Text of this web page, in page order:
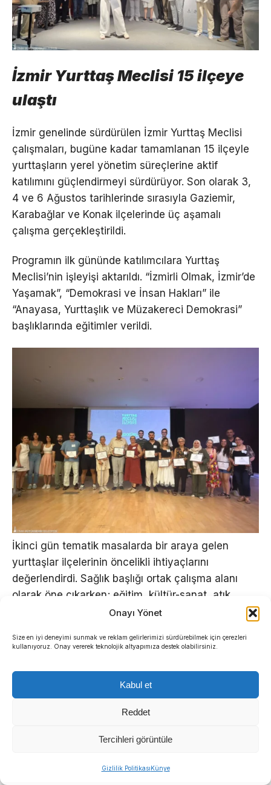
Onayı Yönet
Size en iyi deneyimi sunmak ve reklam gelirlerimizi sürdürebilmek için çerezleri
kullanıyoruz. Onay vererek teknolojik altyapımıza destek olabilirsiniz.
Kabul et
Reddet
Tercihleri görüntüle
Gizlilik PolitikasıKünye
İzmir Yurttaş Meclisi 15 ilçeye
ulaştı
İzmir genelinde sürdürülen İzmir Yurttaş Meclisi
çalışmaları, bugüne kadar tamamlanan 15 ilçeyle
yurttaşların yerel yönetim süreçlerine aktif
katılımını güçlendirmeyi sürdürüyor. Son olarak 3,
4 ve 6 Ağustos tarihlerinde sırasıyla Gaziemir,
Karabağlar ve Konak ilçelerinde üç aşamalı
çalışma gerçekleştirildi.
Programın ilk gününde katılımcılara Yurttaş
Meclisi’nin işleyişi aktarıldı. “İzmirli Olmak, İzmir’de
Yaşamak”, “Demokrasi ve İnsan Hakları” ile
“Anayasa, Yurttaşlık ve Müzakereci Demokrasi”
başlıklarında eğitimler verildi.
İkinci gün tematik masalarda bir araya gelen
yurttaşlar ilçelerinin öncelikli ihtiyaçlarını
değerlendirdi. Sağlık başlığı ortak çalışma alanı
olarak öne çıkarken; eğitim, kültür-sanat, atık
yönetimi ve sürdürülebilir ulaşım konularında
ortaya çıkan görüşler ortak bir paydada
buluşturuldu. Hazırlanan politika metinleri
katılımcılar tarafından oylanarak karara bağlandı.